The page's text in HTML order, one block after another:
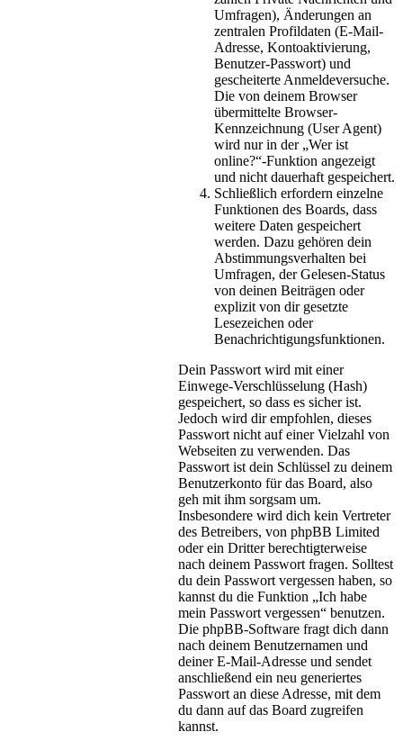
Umfragen), Änderungen an
zentralen Profildaten (E-Mail-
Adresse, Kontoaktivierung,
Benutzer-Passwort) und
gescheiterte Anmeldeversuche.
Die von deinem Browser
übermittelte Browser-
Kennzeichnung (User Agent)
wird nur in der „Wer ist
online?“-Funktion angezeigt
und nicht dauerhaft gespeichert.
Schließlich erfordern einzelne
Funktionen des Boards, dass
weitere Daten gespeichert
werden. Dazu gehören dein
Abstimmungsverhalten bei
Umfragen, der Gelesen-Status
von deinen Beiträgen oder
explizit von dir gesetzte
Lesezeichen oder
Benachrichtigungsfunktionen.
Dein Passwort wird mit einer
Einwege-Verschlüsselung (Hash)
gespeichert, so dass es sicher ist.
Jedoch wird dir empfohlen, dieses
Passwort nicht auf einer Vielzahl von
Webseiten zu verwenden. Das
Passwort ist dein Schlüssel zu deinem
Benutzerkonto für das Board, also
geh mit ihm sorgsam um.
Insbesondere wird dich kein Vertreter
des Betreibers, von phpBB Limited
oder ein Dritter berechtigterweise
nach deinem Passwort fragen. Solltest
du dein Passwort vergessen haben, so
kannst du die Funktion „Ich habe
mein Passwort vergessen“ benutzen.
Die phpBB-Software fragt dich dann
nach deinem Benutzernamen und
deiner E-Mail-Adresse und sendet
anschließend ein neu generiertes
Passwort an diese Adresse, mit dem
du dann auf das Board zugreifen
kannst.